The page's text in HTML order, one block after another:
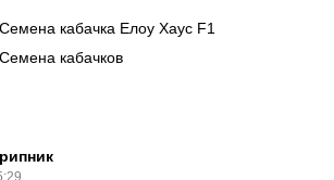
Семена кабачка Елоу Хаус F1
Семена кабачков